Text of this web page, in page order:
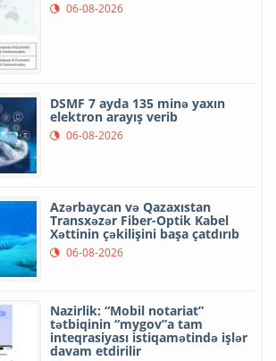
06-08-2026
DSMF 7 ayda 135 minə yaxın
elektron arayış verib
06-08-2026
Azərbaycan və Qazaxıstan
Transxəzər Fiber-Optik Kabel
Xəttinin çəkilişini başa çatdırıb
06-08-2026
Nazirlik: “Mobil notariat”
tətbiqinin “mygov”a tam
inteqrasiyası istiqamətində işlər
davam etdirilir